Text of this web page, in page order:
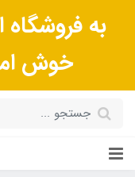
به
خوش